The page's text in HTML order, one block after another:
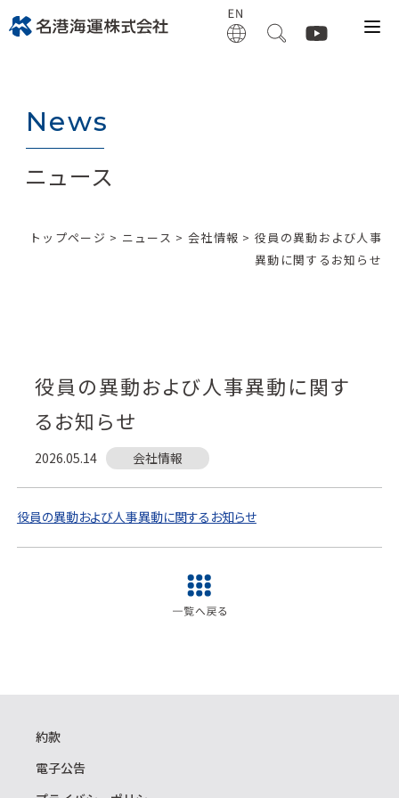
News
ニュース
トップページ > ニュース > 会社情報 > 役員の異動および人事
異動に関するお知らせ
役員の異動および人事異動に関す
るお知らせ
2026.05.14 会社情報
役員の異動および人事異動に関するお知らせ
約款
電子公告